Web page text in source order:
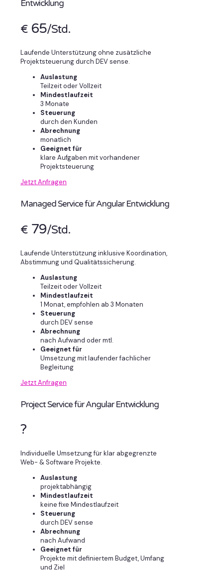
Entwicklung
€ 65/Std.
Laufende Unterstützung ohne zusätzliche
Projektsteuerung durch DEV sense.
Auslastung
Teilzeit oder Vollzeit
Mindestlaufzeit
3 Monate
Steuerung
durch den Kunden
Abrechnung
monatlich
Geeignet für
klare Aufgaben mit vorhandener
Projektsteuerung
Jetzt Anfragen
Managed Service für Angular Entwicklung
€ 79/Std.
Laufende Unterstützung inklusive Koordination,
Abstimmung und Qualitätssicherung.
Auslastung
Teilzeit oder Vollzeit
Mindestlaufzeit
1 Monat, empfohlen ab 3 Monaten
Steuerung
durch DEV sense
Abrechnung
nach Aufwand oder mtl.
Geeignet für
Umsetzung mit laufender fachlicher
Begleitung
Jetzt Anfragen
Project Service für Angular Entwicklung
?
Individuelle Umsetzung für klar abgegrenzte
Web- & Software Projekte.
Auslastung
projektabhängig
Mindestlaufzeit
keine fixe Mindestlaufzeit
Steuerung
durch DEV sense
Abrechnung
nach Aufwand
Geeignet für
Projekte mit definiertem Budget, Umfang
und Ziel